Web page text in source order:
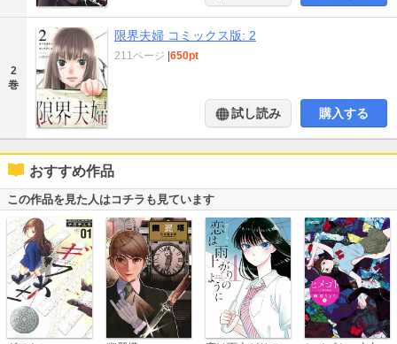
2
巻
限界夫婦 コミックス版: 2
211ページ |650pt
試し読み 購入する
おすすめ作品
この作品を見た人はコチラも見ています